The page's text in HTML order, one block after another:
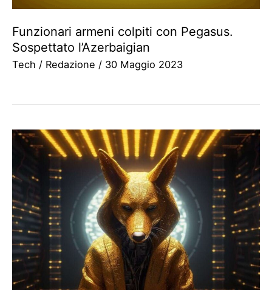
Funzionari armeni colpiti con Pegasus.
Sospettato l’Azerbaigian
Tech / Redazione / 30 Maggio 2023